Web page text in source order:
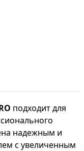
подходит для
надежным и
с увеличенным